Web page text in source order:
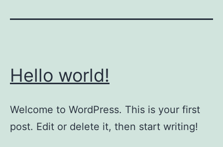
Hello world!
Welcome to WordPress. This is your first
post. Edit or delete it, then start writing!